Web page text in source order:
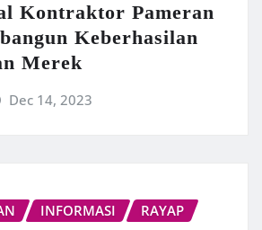
Kontraktor Pameran
Keberhasilan
Merek
Dec 14, 2023
INFORMASI RAYAP